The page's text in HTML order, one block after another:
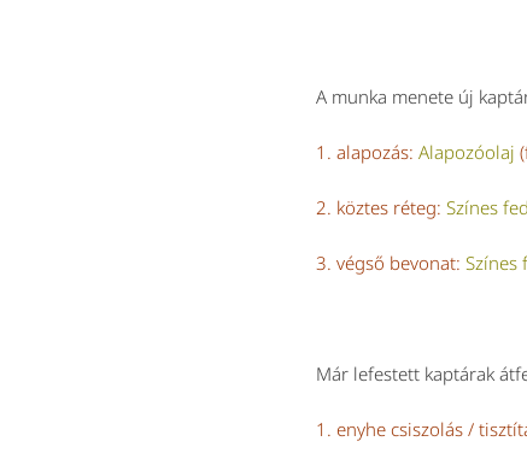
A munka menete új
1. alapozás: Alapozóolaj
2. köztes réteg: Színes
3. végső bevonat: Színes
Már lefestett kaptárak
1. enyhe csiszolás /